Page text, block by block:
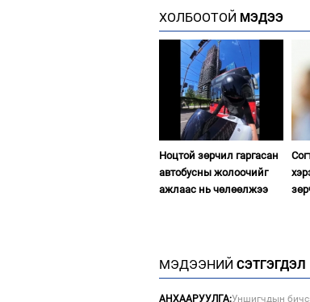
ХОЛБООТОЙ МЭДЭЭ
Ноцтой зөрчил гаргасан
автобусны жолоочийг
ажлаас нь чөлөөлжээ
МЭДЭЭНИЙ СЭТГЭГДЭЛ
АНХААРУУЛГА:Уншигчдын